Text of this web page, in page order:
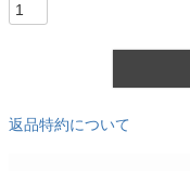
返品特約について